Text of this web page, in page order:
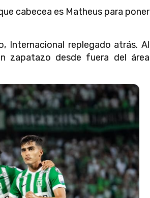
cabecea es Matheus para poner
Internacional replegado atrás. Al
zapatazo desde fuera del área